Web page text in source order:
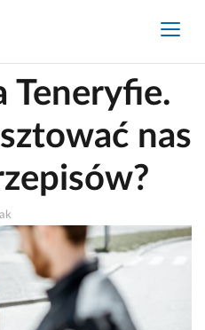
Teneryfie.
nas